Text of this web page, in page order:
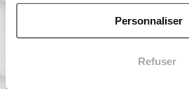
Personnaliser
Refuser
Franchise
Habitat &